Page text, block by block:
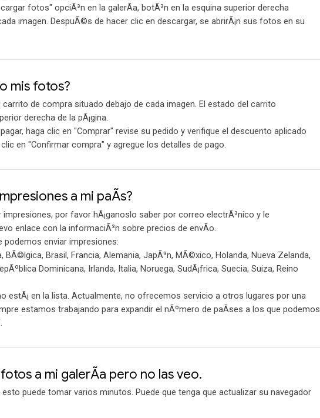
fotos" opciÃ³n en la galerÃ­a, botÃ³n en la esquina superior derecha
imagen. DespuÃ©s de hacer clic en descargar, se abrirÃ¡n sus fotos en su
mis fotos?
de compra situado debajo de cada imagen. El estado del carrito
derecha de la pÃ¡gina.
haga clic en "Comprar" revise su pedido y verifique el descuento aplicado
en "Confirmar compra" y agregue los detalles de pago.
a mi paÃ­s?
por favor hÃ¡ganoslo saber por correo electrÃ³nico y le
enlace con la informaciÃ³n sobre precios de envÃ­o.
podemos enviar impresiones:
BÃ©lgica, Brasil, Francia, Alemania, JapÃ³n, MÃ©xico, Holanda, Nueva Zelanda,
Dominicana, Irlanda, Italia, Noruega, SudÃ¡frica, Suecia, Suiza, Reino
estÃ¡ en la lista. Actualmente, no ofrecemos servicio a otros lugares por una
estamos trabajando para expandir el nÃºmero de paÃ­ses a los que podemos
a mi galerÃ­a pero no las veo.
puede tomar varios minutos. Puede que tenga que actualizar su navegador